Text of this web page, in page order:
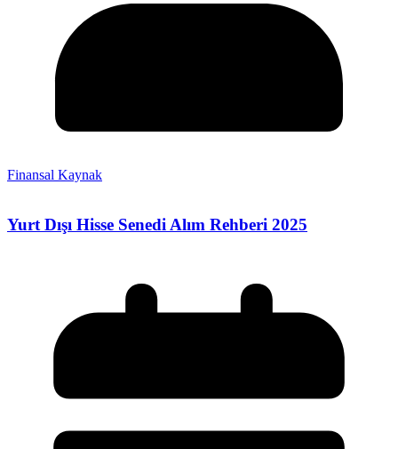
Finansal Kaynak
Yurt Dışı Hisse Senedi Alım Rehberi 2025